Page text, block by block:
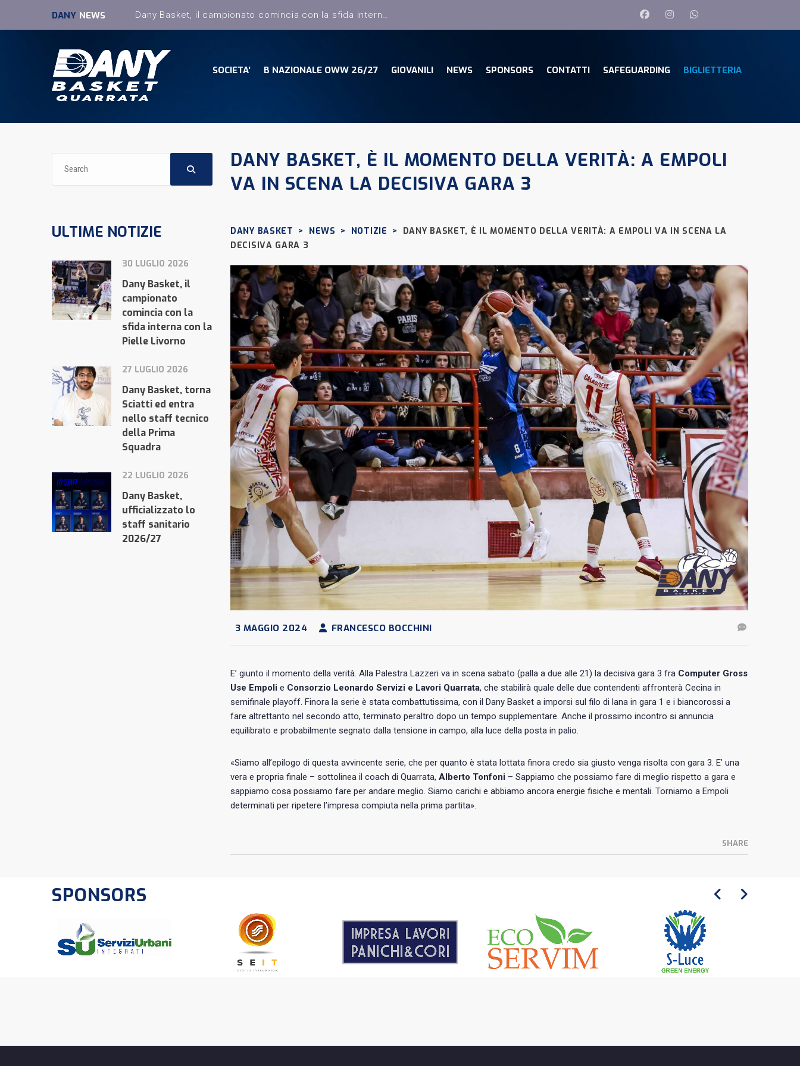
DANY NEWS
SOCIETA’ B NAZIONALE OWW 26/27 GIOVANILI NEWS SPONSORS CONTATTI SAFEGUARDING BIGLIETTERIA
DANY BASKET, È IL MOMENTO DELLA VERITÀ: A EMPOLI
VA IN SCENA LA DECISIVA GARA 3
DANY BASKET > NEWS > NOTIZIE >
DANY BASKET, È IL MOMENTO DELLA VERITÀ: A EMPOLI VA IN SCENA LA
DECISIVA GARA 3
3 MAGGIO 2024 FRANCESCO BOCCHINI
E’ giunto il momento della verità. Alla Palestra Lazzeri va in scena sabato (palla a due alle 21) la decisiva gara 3 fra Computer Gross
Use Empoli e Consorzio Leonardo Servizi e Lavori Quarrata, che stabilirà quale delle due contendenti affronterà Cecina in
semifinale playoff. Finora la serie è stata combattutissima, con il Dany Basket a imporsi sul filo di lana in gara 1 e i biancorossi a
fare altrettanto nel secondo atto, terminato peraltro dopo un tempo supplementare. Anche il prossimo incontro si annuncia
equilibrato e probabilmente segnato dalla tensione in campo, alla luce della posta in palio.
«Siamo all’epilogo di questa avvincente serie, che per quanto è stata lottata finora credo sia giusto venga risolta con gara 3. E’ una
vera e propria finale – sottolinea il coach di Quarrata, Alberto Tonfoni – Sappiamo che possiamo fare di meglio rispetto a gara e
sappiamo cosa possiamo fare per andare meglio. Siamo carichi e abbiamo ancora energie fisiche e mentali. Torniamo a Empoli
determinati per ripetere l’impresa compiuta nella prima partita».
SHARE
ULTIME NOTIZIE
30 LUGLIO 2026
Dany Basket, il
campionato
comincia con la
sfida interna con la
Pielle Livorno
27 LUGLIO 2026
Dany Basket, torna
Sciatti ed entra
nello staff tecnico
della Prima
Squadra
22 LUGLIO 2026
Dany Basket,
ufficializzato lo
staff sanitario
2026/27
SPONSORS